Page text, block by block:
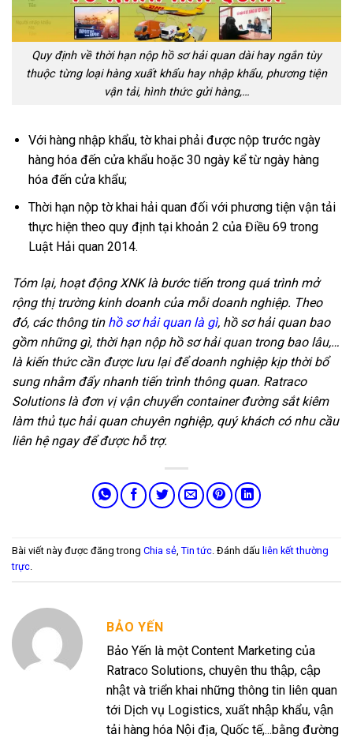
Quy định về thời hạn nộp hồ sơ hải quan dài hay ngắn tùy
thuộc từng loại hàng xuất khẩu hay nhập khẩu, phương tiện
vận tải, hình thức gửi hàng,…
Với hàng nhập khẩu, tờ khai phải được nộp trước ngày
hàng hóa đến cửa khẩu hoặc 30 ngày kể từ ngày hàng
hóa đến cửa khẩu;
Thời hạn nộp tờ khai hải quan đối với phương tiện vận tải
thực hiện theo quy định tại khoản 2 của Điều 69 trong
Luật Hải quan 2014.
Tóm lại, hoạt động XNK là bước tiến trong quá trình mở
rộng thị trường kinh doanh của mỗi doanh nghiệp. Theo
đó, các thông tin hồ sơ hải quan là gì, hồ sơ hải quan bao
gồm những gì, thời hạn nộp hồ sơ hải quan trong bao lâu,…
là kiến thức cần được lưu lại để doanh nghiệp kịp thời bổ
sung nhằm đẩy nhanh tiến trình thông quan. Ratraco
Solutions là đơn vị vận chuyển container đường sắt kiêm
làm thủ tục hải quan chuyên nghiệp, quý khách có nhu cầu
liên hệ ngay để được hỗ trợ.
Bài viết này được đăng trong Chia sẻ, Tin tức. Đánh dấu liên kết thường
trực.
BẢO YẾN
Bảo Yến là một Content Marketing của
Ratraco Solutions, chuyên thu thập, cập
nhật và triển khai những thông tin liên quan
tới Dịch vụ Logistics, xuất nhập khẩu, vận
tải hàng hóa Nội địa, Quốc tế,...bằng đường